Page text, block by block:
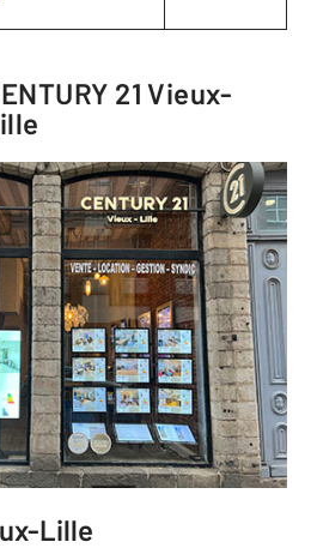
21 Vieux-
Lille